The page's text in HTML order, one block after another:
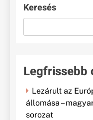
Keresés
Legfrissebb
Lezárult az
állomása –
sorozat